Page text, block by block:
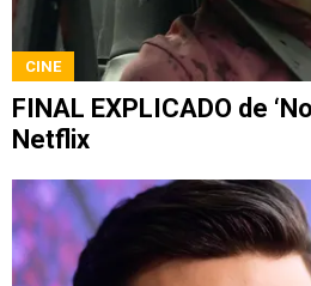
CINE
FINAL EXPLICADO de
Netflix